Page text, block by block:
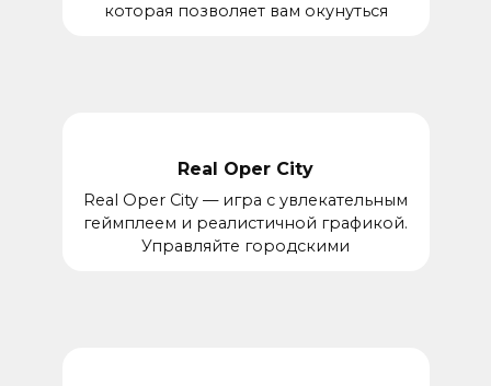
которая позволяет вам окунуться
Real Oper City
Real Oper City — игра с увлекательным
геймплеем и реалистичной графикой.
Управляйте городскими